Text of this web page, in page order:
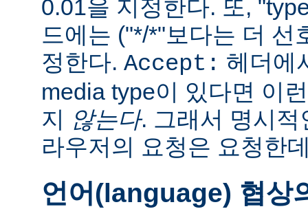
0.01을 지정한다. 또,
드에는 ("*/*"보다는 더 선
정한다. Accept: 헤더에
media type이 있다면 이
지
않는다. 그래서 명시
라우저의 요청은 요청한
언어(language) 협상